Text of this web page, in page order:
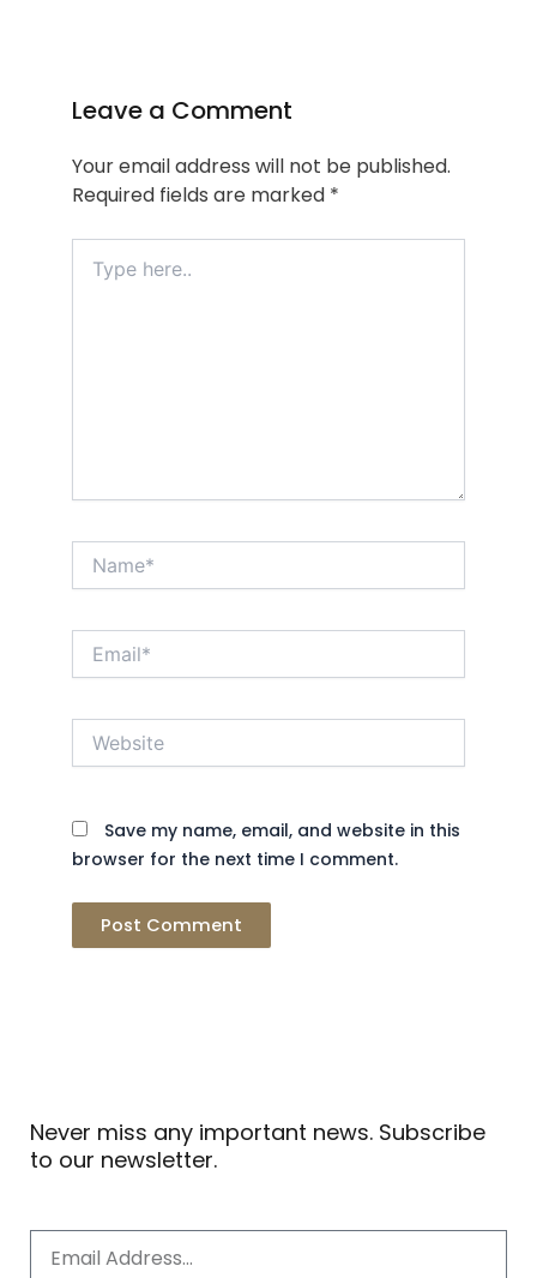
Leave a Comment
Your email address will not be published.
Required fields are marked *
here..
Name*
Email*
Website
Save my name, email, and website in this
browser for the next time I comment.
Never miss any important news. Subscribe
to our newsletter.